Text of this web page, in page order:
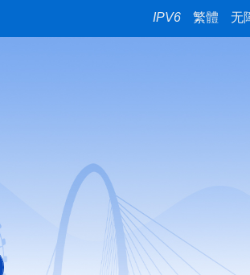
IPV6 繁體 无